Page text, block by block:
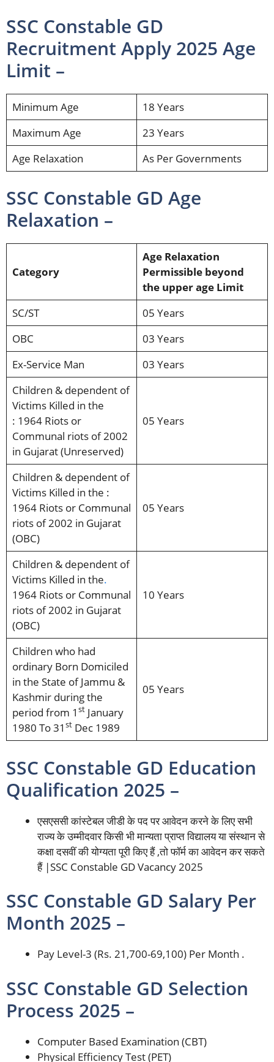
SSC Constable GD
Recruitment Apply 2025 Age
Limit –
Minimum Age
18 Years
Maximum Age
23 Years
Age Relaxation
As Per Governments
SSC Constable GD Age
Relaxation –
Category
Age Relaxation
Permissible beyond
the upper age Limit
SC/ST
05 Years
OBC
03 Years
Ex-Service Man
03 Years
Children & dependent of
Victims Killed in the
: 1964 Riots or
Communal riots of 2002
in Gujarat (Unreserved)
05 Years
Children & dependent of
Victims Killed in the :
1964 Riots or Communal
riots of 2002 in Gujarat
(OBC)
05 Years
Children & dependent of
Victims Killed in the.
1964 Riots or Communal
riots of 2002 in Gujarat
(OBC)
10 Years
Children who had
ordinary Born Domiciled
in the State of Jammu &
Kashmir during the
period from 1 stJanuary
1980 To 31 stDec 1989
05 Years
SSC Constable GD Education
Qualification 2025 –
एसएससी कांस्टेबल जीडी के पद पर आवेदन करने के लिए सभी
राज्य के उम्मीदवार किसी भी मान्यता प्राप्त विद्यालय या संस्थान से
कक्षा दसवीं की योग्यता पूरी किए हैं ,तो फॉर्म का आवेदन कर सकते
हैं |SSC Constable GD Vacancy 2025
SSC Constable GD Salary Per
Month 2025 –
Pay Level-3 (Rs. 21,700-69,100) Per Month .
SSC Constable GD Selection
Process 2025 –
Computer Based Examination (CBT)
Physical Efficiency Test (PET)